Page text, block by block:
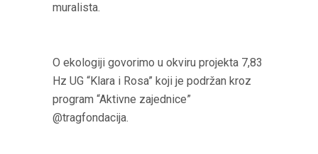
muralista.
O ekologiji govorimo u okviru projekta 7,83
Hz UG “Klara i Rosa” koji je podržan kroz
program “Aktivne zajednice”
@tragfondacija.